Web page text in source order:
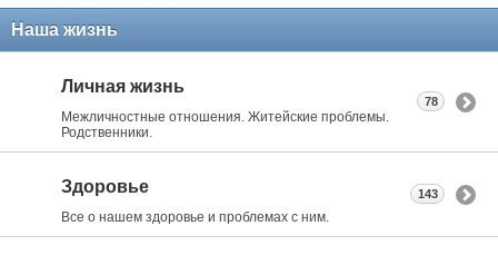
Наша жизнь
Личная жизнь
Межличностные отношения. Житейские проблемы.
Родственники.
78
Здоровье
Все о нашем здоровье и проблемах с ним.
143